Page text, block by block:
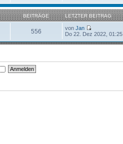
BEITRÄGE LETZTER BEITRAG
556 vonJan
Do 22. Dez 2022, 01:25